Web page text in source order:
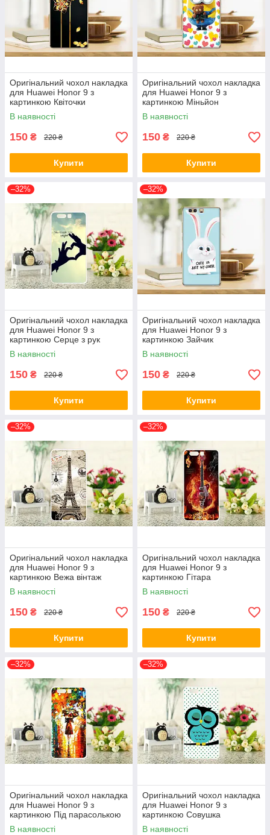
Оригінальний чохол накладка
для Huawei Honor 9 з
картинкою Квіточки
В наявності
150 ₴ 220 ₴
Купити
Оригінальний чохол накладка
для Huawei Honor 9 з
картинкою Міньйон
В наявності
150 ₴ 220 ₴
Купити
–32%
Оригінальний чохол накладка
для Huawei Honor 9 з
картинкою Серце з рук
В наявності
150 ₴ 220 ₴
Купити
–32%
Оригінальний чохол накладка
для Huawei Honor 9 з
картинкою Зайчик
В наявності
150 ₴ 220 ₴
Купити
–32%
Оригінальний чохол накладка
для Huawei Honor 9 з
картинкою Вежа вінтаж
В наявності
150 ₴ 220 ₴
Купити
–32%
Оригінальний чохол накладка
для Huawei Honor 9 з
картинкою Гітара
В наявності
150 ₴ 220 ₴
Купити
–32%
Оригінальний чохол накладка
для Huawei Honor 9 з
картинкою Під парасолькою
В наявності
–32%
Оригінальний чохол накладка
для Huawei Honor 9 з
картинкою Совушка
В наявності